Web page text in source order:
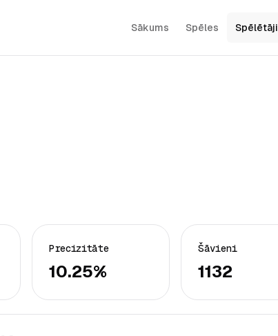
Sākums Spēles Spēlētāji
Precizitāte
10.25%
Šāvieni
1132